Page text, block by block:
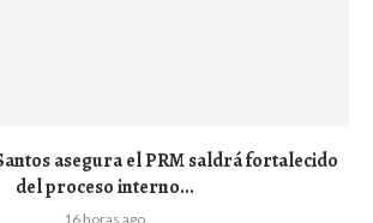
asegura el PRM saldrá fortalecido
del proceso interno...
16 horas ago